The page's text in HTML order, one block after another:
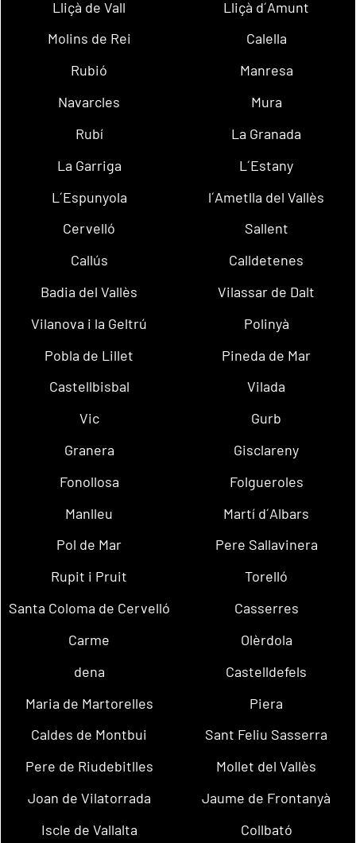
Lliçà de Vall
Lliçà d´Amunt
Molins de Rei
Calella
Rubió
Manresa
Navarcles
Mura
Rubí
La Granada
La Garriga
L´Estany
L´Espunyola
l´Ametlla del Vallès
Cervelló
Sallent
Callús
Calldetenes
Badia del Vallès
Vilassar de Dalt
Vilanova i la Geltrú
Polinyà
Pobla de Lillet
Pineda de Mar
Castellbisbal
Vilada
Vic
Gurb
Granera
Gisclareny
Fonollosa
Folgueroles
Manlleu
Martí d´Albars
Pol de Mar
Pere Sallavinera
Rupit i Pruit
Torelló
Santa Coloma de Cervelló
Casserres
Carme
Olèrdola
dena
Castelldefels
Maria de Martorelles
Piera
Caldes de Montbui
Sant Feliu Sasserra
Pere de Riudebitlles
Mollet del Vallès
Joan de Vilatorrada
Jaume de Frontanyà
Iscle de Vallalta
Collbató